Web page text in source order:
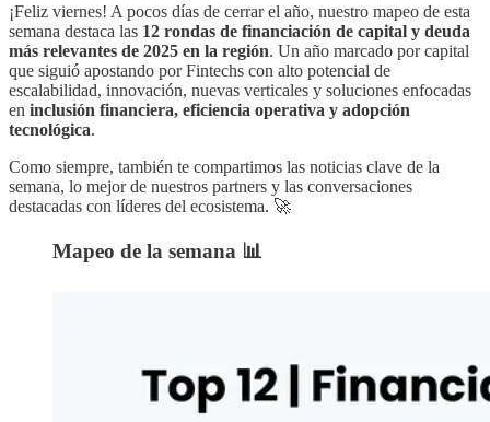
¡Feliz viernes! A pocos días de cerrar el año, nuestro mapeo de esta
semana destaca las 12 rondas de financiación de capital y deuda
más relevantes de 2025 en la región. Un año marcado por capital
que siguió apostando por Fintechs con alto potencial de
escalabilidad, innovación, nuevas verticales y soluciones enfocadas
en inclusión financiera, eficiencia operativa y adopción
tecnológica.
Como siempre, también te compartimos las noticias clave de la
semana, lo mejor de nuestros partners y las conversaciones
destacadas con líderes del ecosistema. 🚀
Mapeo de la semana 📊